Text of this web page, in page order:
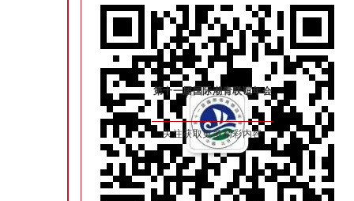
第十一届国际潮青联谊年会
关注获取更多精彩内容